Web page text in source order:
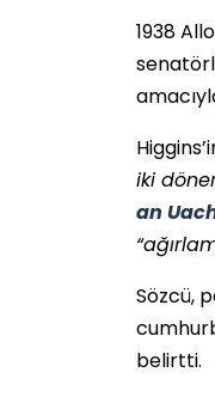
1938
iki
an
Sözcü,
belirtti.